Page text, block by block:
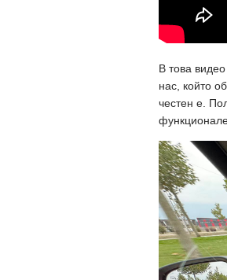
В това
нас, който
честен е.